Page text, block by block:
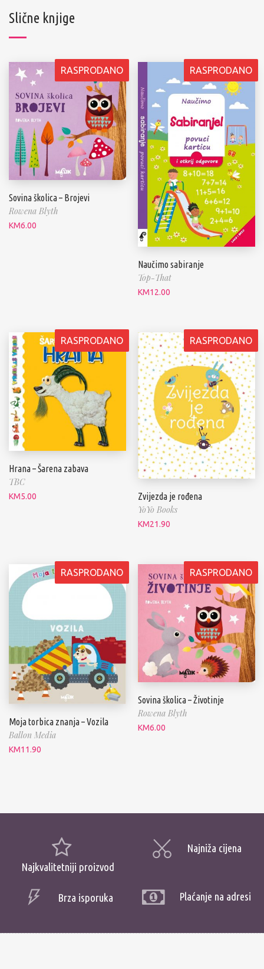
Slične knjige
RASPRODANO
Sovina školica – Brojevi
Rowena Blyth
KM6.00
RASPRODANO
Naučimo sabiranje
Top-That
KM12.00
RASPRODANO
Hrana – Šarena zabava
TBC
KM5.00
RASPRODANO
Zvijezda je rođena
YoYo Books
KM21.90
RASPRODANO
Moja torbica znanja – Vozila
Ballon Media
KM11.90
RASPRODANO
Sovina školica – Životinje
Rowena Blyth
KM6.00
Najkvalitetniji proizvod
Najniža cijena
Brza isporuka Plaćanje na adresi